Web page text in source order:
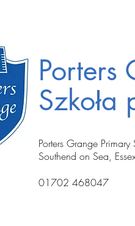
Porters
Porters Grange
Southend on Sea,
01702 468047